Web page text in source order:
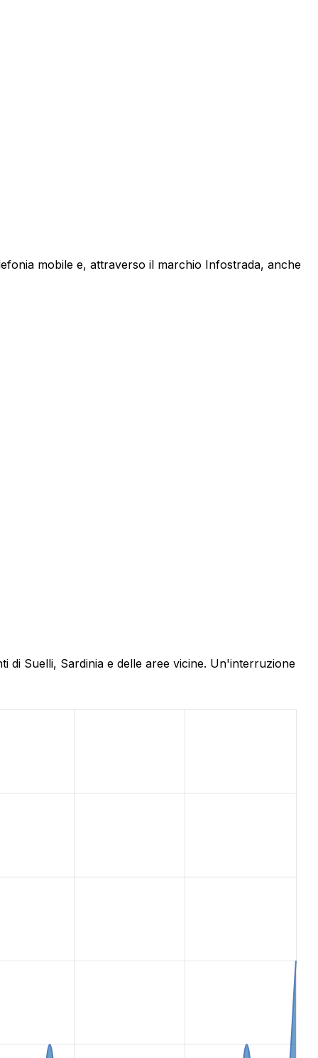
mobile e, attraverso il marchio Infostrada, anche
di Suelli, Sardinia e delle aree vicine. Un'interruzione